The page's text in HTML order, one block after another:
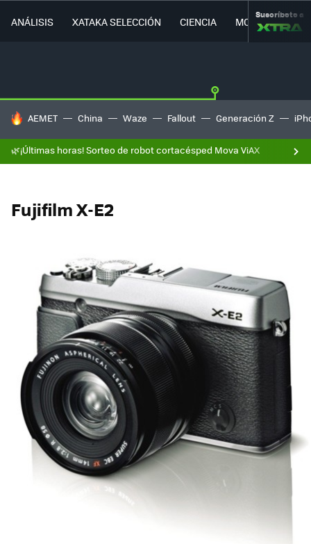
ANÁLISIS XATAKA SELECCIÓN CIENCIA MOVILIDAD
Suscríbete a
HOY SE HABLA DE
AEMET China Waze Fallout Generación Z
🌿¡Últimas horas! Sorteo de robot cortacésped Mova ViAX
Fujifilm X-E2